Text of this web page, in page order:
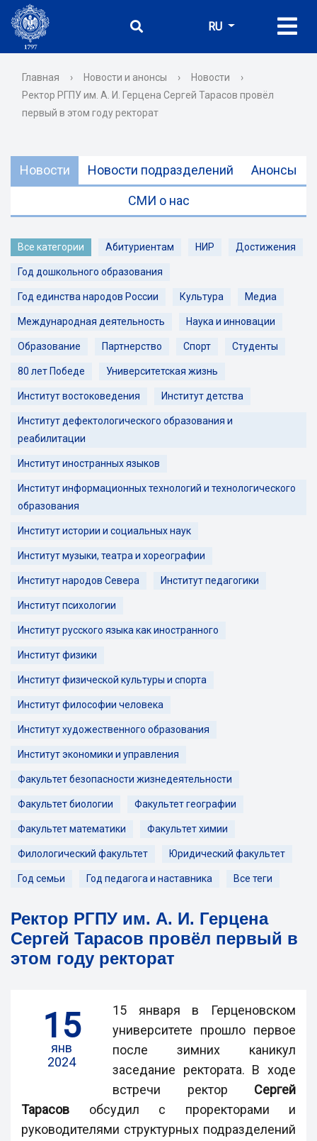
RU
Главная › Новости и анонсы › Новости
›
Ректор РГПУ им. А. И. Герцена Сергей Тарасов провёл
первый в этом году ректорат
Новости Новости подразделений Анонсы
СМИ о нас
Все категории Абитуриентам НИР Достижения
Год дошкольного образования
Год единства народов России Культура Медиа
Международная деятельность Наука и инновации
Образование Партнерство Спорт Студенты
80 лет Победе Университетская жизнь
Институт востоковедения Институт детства
Институт дефектологического образования и
реабилитации
Институт иностранных языков
Институт информационных технологий и технологического
образования
Институт истории и социальных наук
Институт музыки, театра и хореографии
Институт народов Севера Институт педагогики
Институт психологии
Институт русского языка как иностранного
Институт физики
Институт физической культуры и спорта
Институт философии человека
Институт художественного образования
Институт экономики и управления
Факультет безопасности жизнедеятельности
Факультет биологии Факультет географии
Факультет математики Факультет химии
Филологический факультет Юридический факультет
Год семьи Год педагога и наставника Все теги
Ректор РГПУ им. А. И. Герцена
Сергей Тарасов провёл первый в
этом году ректорат
15
янв
2024
15 января в Герценовском
университете прошло первое
после зимних каникул
заседание ректората. В ходе
встречи ректор Сергей
Тарасов обсудил с проректорами и
руководителями структурных подразделений